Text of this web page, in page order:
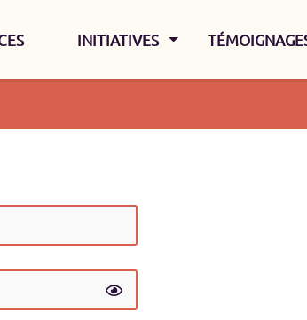
INITIATIVES AFFICHER LE MENU